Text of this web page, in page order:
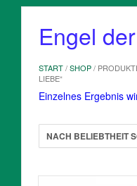
START/SHOP/
LIEBE“
Engel
Einzelnes Ergebnis